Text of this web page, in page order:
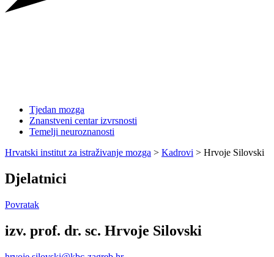
Tjedan mozga
Znanstveni centar izvrsnosti
Temelji neuroznanosti
Hrvatski institut za istraživanje mozga > Kadrovi > Hrvoje Silovski
Djelatnici
Povratak
izv. prof. dr. sc. Hrvoje Silovski